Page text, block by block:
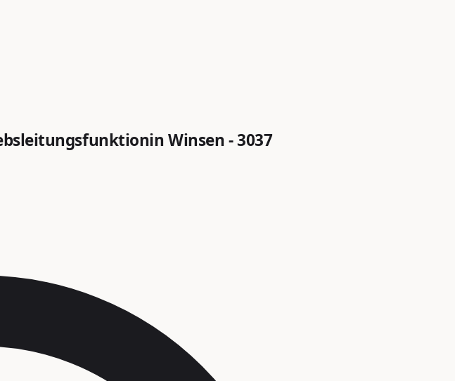
Winsen - 3037